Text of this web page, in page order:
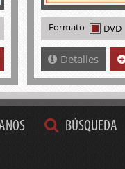
Formato DVD
Detalles
BÚSQUEDA